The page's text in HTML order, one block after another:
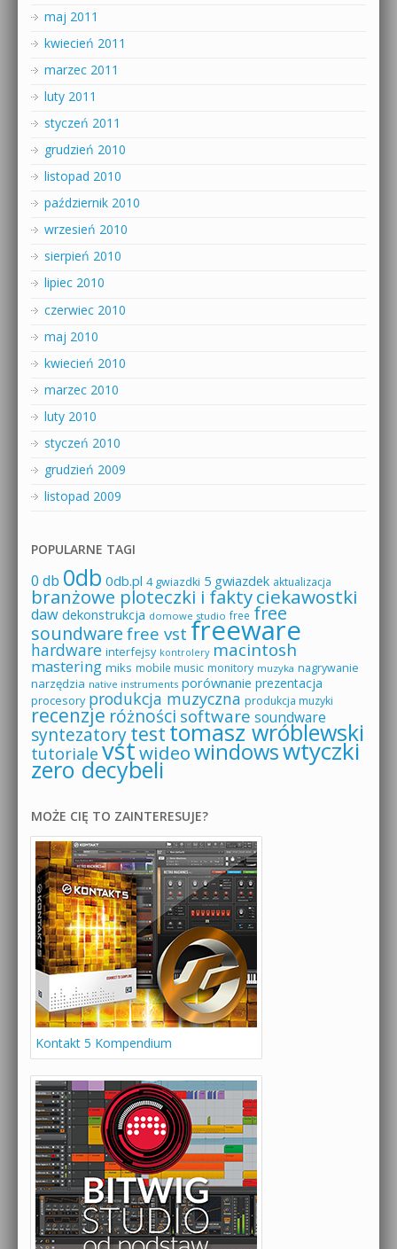
maj 2011
kwiecień 2011
marzec 2011
luty 2011
styczeń 2011
grudzień 2010
listopad 2010
październik 2010
wrzesień 2010
sierpień 2010
lipiec 2010
czerwiec 2010
maj 2010
kwiecień 2010
marzec 2010
luty 2010
styczeń 2010
grudzień 2009
listopad 2009
POPULARNE TAGI
0 db 0db 0db.pl 4 gwiazdki 5 gwiazdek aktualizacja
branżowe ploteczki i faktyciekawostki
daw dekonstrukcja domowe studio free free
soundware free vst freeware
hardware interfejsy kontrolery macintosh
mastering miks mobile music monitory muzyka nagrywanie
narzędzia native instruments porównanie prezentacja
procesory produkcja muzyczna produkcja muzyki
recenzje różności software soundware
syntezatorytesttomasz wróblewski
tutoriale vstwideowindowswtyczki
zero decybeli
MOŻE CIĘ TO ZAINTERESUJE?
Kontakt 5 Kompendium